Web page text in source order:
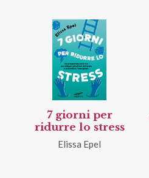
7 giorni per
ridurre lo stress
Elissa Epel